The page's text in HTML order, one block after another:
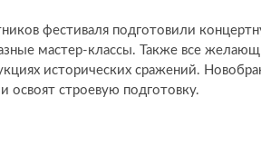
фестиваля подготовили
мастер-классы. Также все
исторических сражений.
освоят строевую подготовку.